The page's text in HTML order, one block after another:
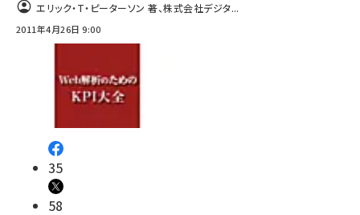
エリック・T・ピーターソン 著、株式会社デジタ...
2011年4月26日 9:00
35
58